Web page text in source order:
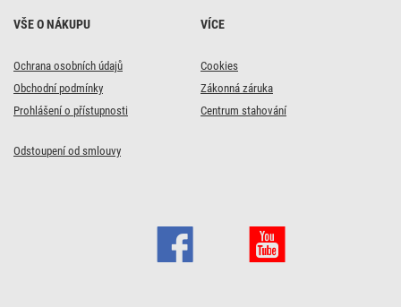
VŠE O NÁKUPU
Ochrana osobních údajů
Obchodní podmínky
Prohlášení o přístupnosti
VÍCE
Cookies
Zákonná záruka
Centrum stahování
Odstoupení od smlouvy